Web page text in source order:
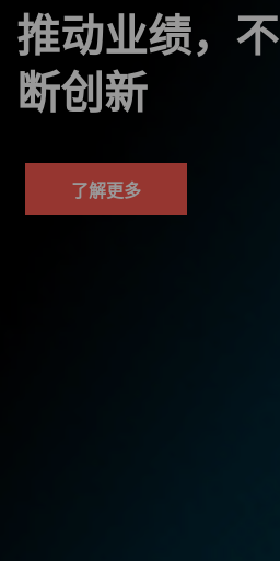
推动业绩，不
断创新
了解更多